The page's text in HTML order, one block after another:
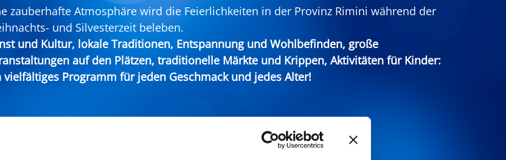
zauberhafte Atmosphäre wird die Feierlichkeiten in der Provinz Rimini während der
und Silvesterzeit beleben.
und Kultur, lokale Traditionen, Entspannung und Wohlbefinden, große
auf den Plätzen, traditionelle Märkte und Krippen, Aktivitäten für Kinder:
vielfältiges Programm für jeden Geschmack und jedes Alter!
an der Riviera von Rimini